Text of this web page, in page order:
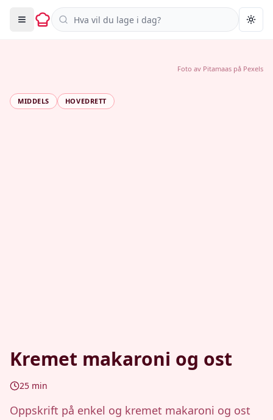
Søk i oppskrifter
MIDDELS HOVEDRETT
Kremet makaroni og ost
25 min
Oppskrift på enkel og kremet makaroni og ost
Foto av Pitamaas på Pexels